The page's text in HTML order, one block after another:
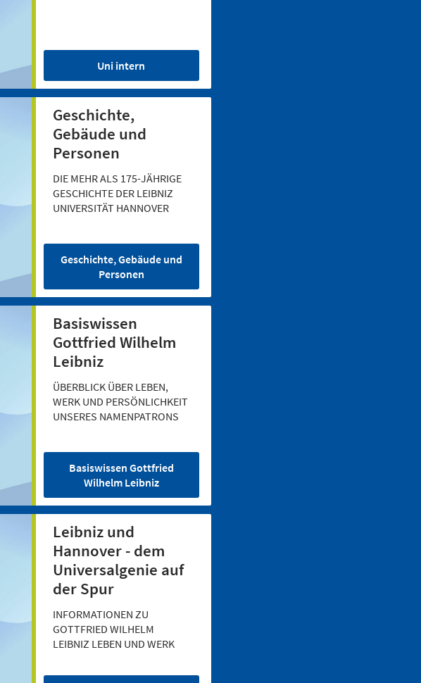
Uni intern
Geschichte,
Gebäude und
Personen
DIE MEHR ALS 175-JÄHRIGE
GESCHICHTE DER LEIBNIZ
UNIVERSITÄT HANNOVER
Geschichte, Gebäude und
Personen
Basiswissen
Gottfried Wilhelm
Leibniz
ÜBERBLICK ÜBER LEBEN,
WERK UND PERSÖNLICHKEIT
UNSERES NAMENPATRONS
Basiswissen Gottfried
Wilhelm Leibniz
Leibniz und
Hannover - dem
Universalgenie auf
der Spur
INFORMATIONEN ZU
GOTTFRIED WILHELM
LEIBNIZ LEBEN UND WERK